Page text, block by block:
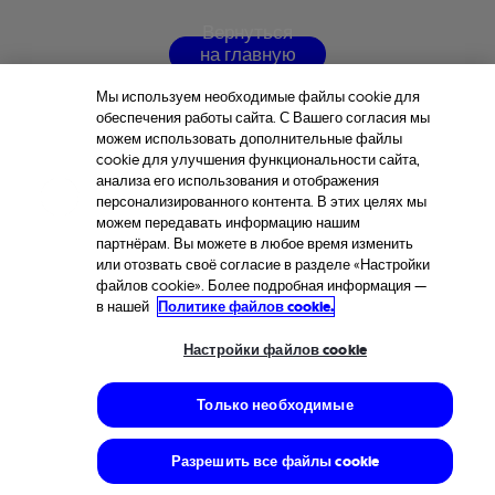
Вернуться
на главную
Мы используем необходимые файлы cookie для
обеспечения работы сайта. С Вашего согласия мы
можем использовать дополнительные файлы
cookie для улучшения функциональности сайта,
анализа его использования и отображения
персонализированного контента. В этих целях мы
можем передавать информацию нашим
партнёрам. Вы можете в любое время изменить
или отозвать своё согласие в разделе «Настройки
файлов cookie». Более подробная информация —
в нашей Политике файлов cookie.
Настройки файлов cookie
Только необходимые
Разрешить все файлы cookie